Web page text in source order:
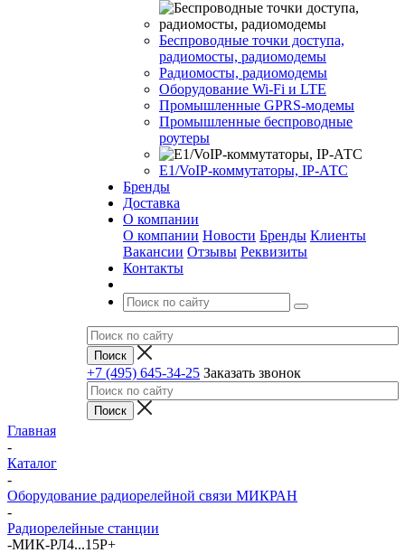
Беспроводные точки доступа,
радиомосты, радиомодемы
Радиомосты, радиомодемы
Оборудование Wi-Fi и LTE
Промышленные GPRS-модемы
Промышленные беспроводные
роутеры
Е1/VoIP-коммутаторы, IP-АТС
Бренды
Доставка
О компании
О компании Новости Бренды Клиенты
Вакансии Отзывы Реквизиты
Контакты
+7 (495) 645-34-25 Заказать звонок
Главная
-
Каталог
-
Оборудование радиорелейной связи МИКРАН
-
Радиорелейные станции
-МИК-РЛ4...15Р+